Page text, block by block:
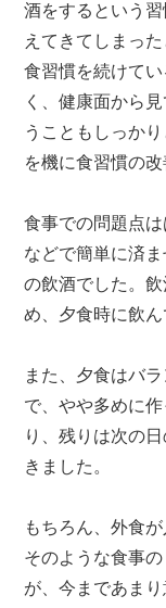
酒をするという
えてきてしまっ
食習慣を続けて
く、健康面から
うこともしっか
を機に食習慣の改
食事での問題点
などで簡単に済
の飲酒でした。
め、夕食時に飲ん
また、夕食はバ
で、やや多めに
り、残りは次の
きました。
もちろん、外食
そのような食事
が、今まであま